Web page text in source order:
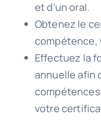
et d’un oral.
Obtenez le
compétence,
Effectuez la
annuelle afin
votre